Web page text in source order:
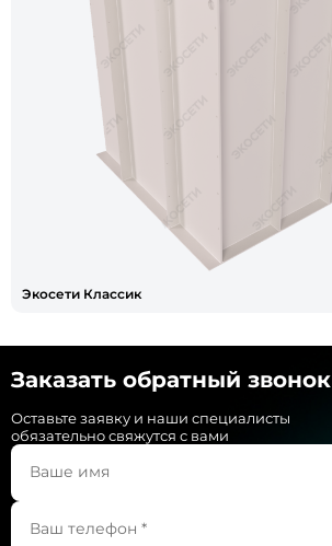
Экосети Классик
Заказать обратный звонок
Оставьте заявку и наши специалисты
обязательно свяжутся с вами